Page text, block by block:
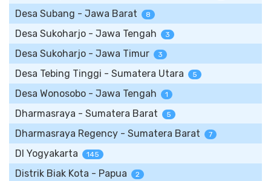
Desa Subang - Jawa Barat 8
Desa Sukoharjo - Jawa Tengah 3
Desa Sukoharjo - Jawa Timur 3
Desa Tebing Tinggi - Sumatera Utara 5
Desa Wonosobo - Jawa Tengah 1
Dharmasraya - Sumatera Barat 5
Dharmasraya Regency - Sumatera Barat 7
DI Yogyakarta 145
Distrik Biak Kota - Papua 2